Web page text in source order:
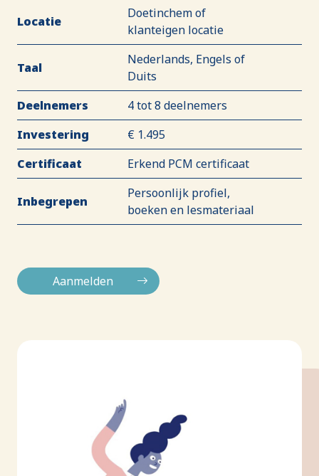
Locatie
Doetinchem of
klanteigen locatie
Taal
Nederlands, Engels of
Duits
Deelnemers
4 tot 8 deelnemers
Investering
€ 1.495
Certificaat
Erkend PCM certificaat
Inbegrepen
Persoonlijk profiel,
boeken en lesmateriaal
Aanmelden